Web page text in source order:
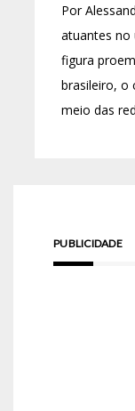
Por
atuantes no
figura
brasileiro, o
meio das
PUBLICIDADE